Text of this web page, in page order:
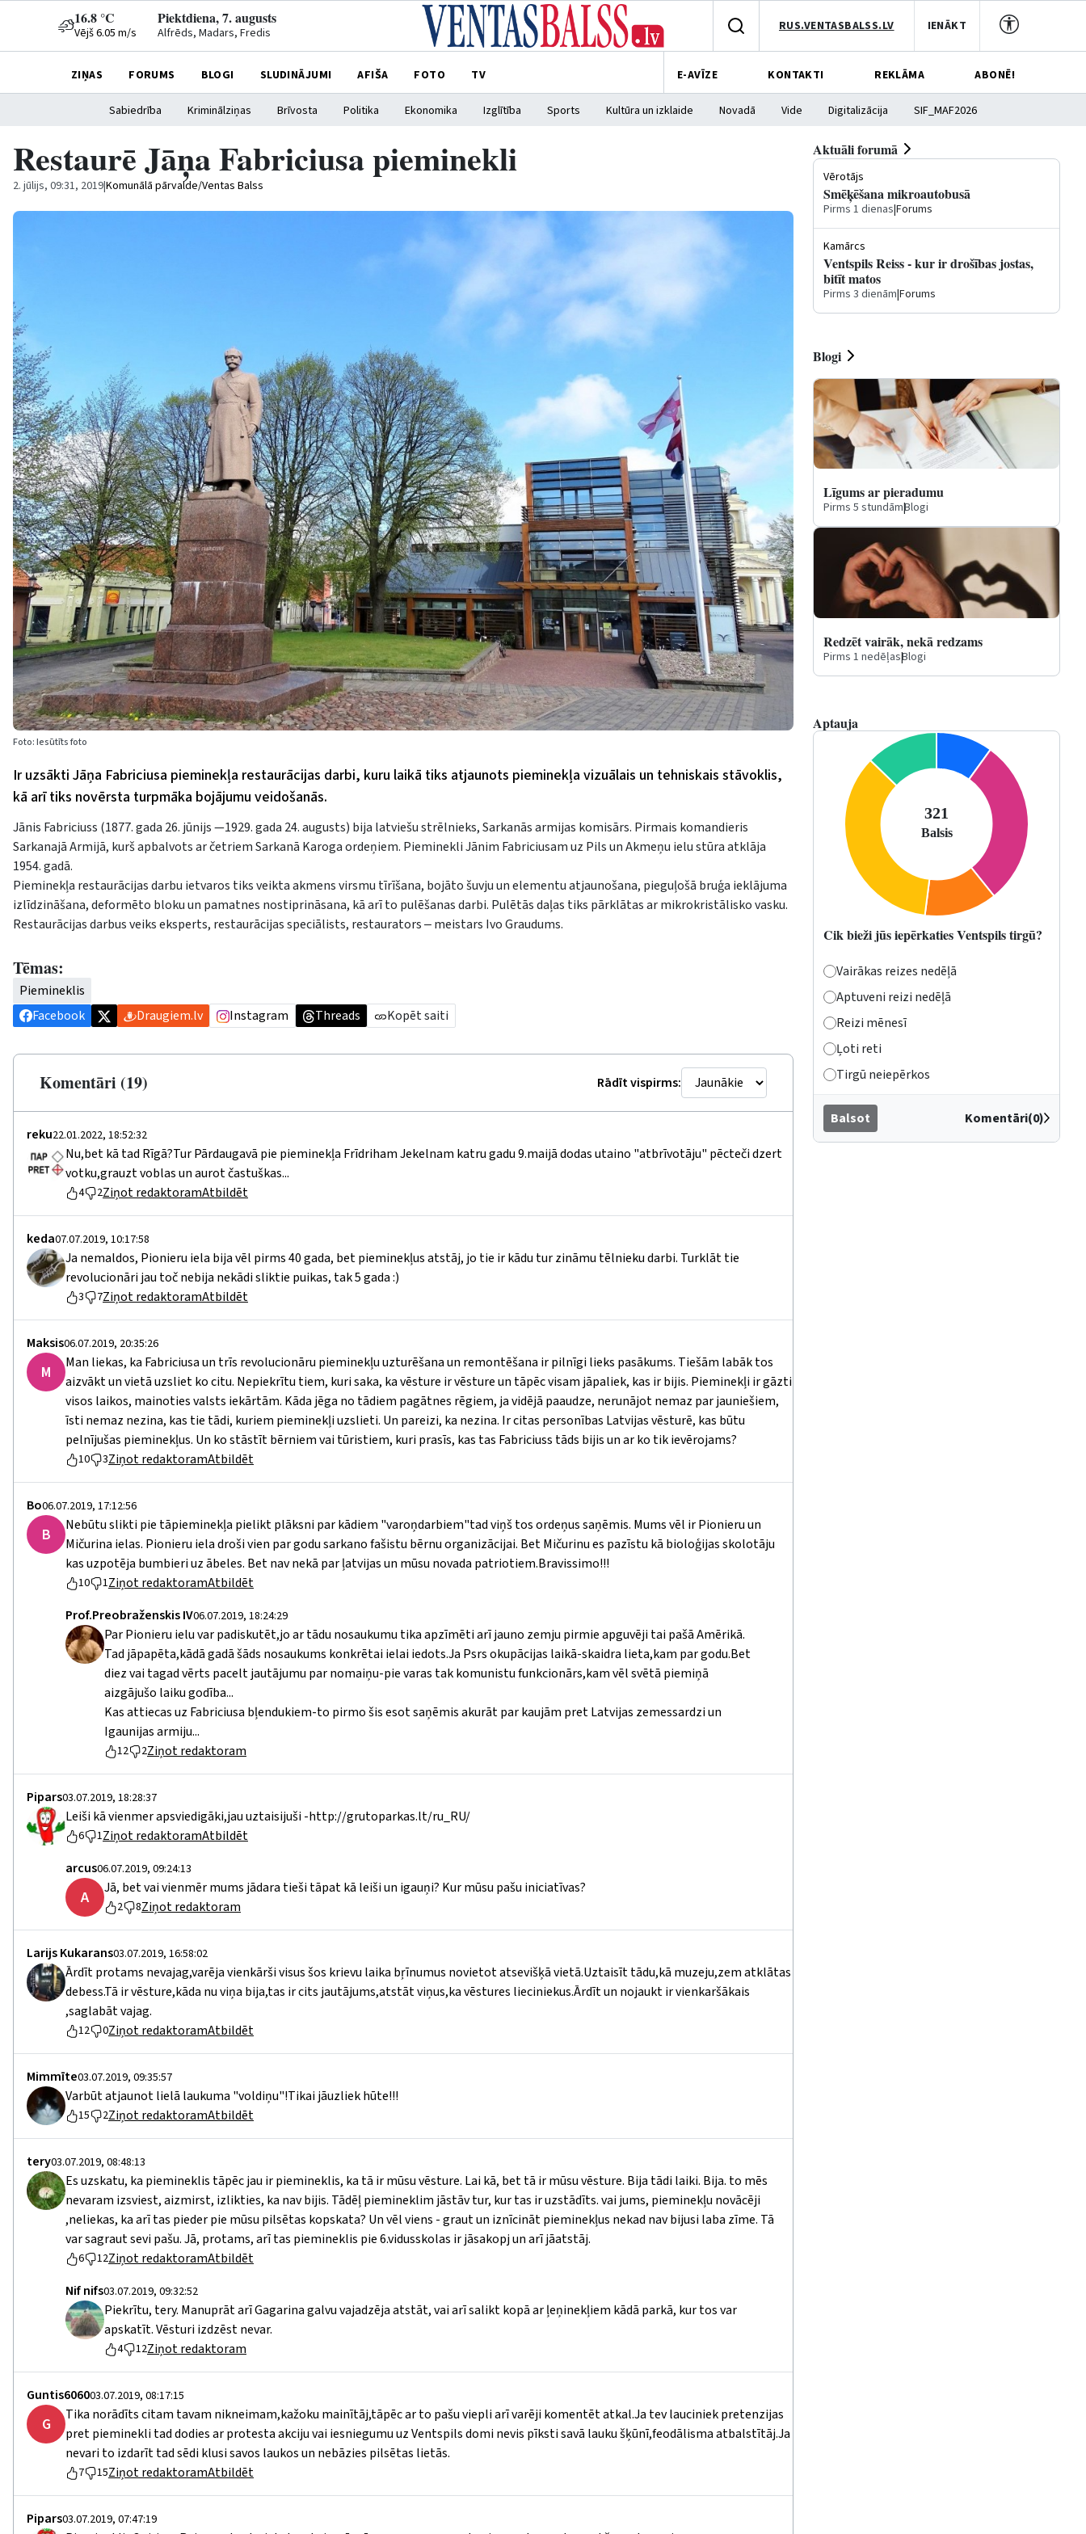
16.8 °C
Vējš 6.05 m/s
Piektdiena, 7. augusts
Alfrēds, Madars, Fredis RUS.VENTASBALSS.LV IENĀKT
ZIŅAS FORUMS BLOGI SLUDINĀJUMI AFIŠA FOTO TV E-AVĪZE KONTAKTI REKLĀMA ABONĒ!
Sabiedrība Kriminālziņas Brīvosta Politika Ekonomika Izglītība Sports Kultūra un izklaide Novadā Vide Digitalizācija SIF_MAF2026
Restaurē Jāņa Fabriciusa pieminekli
2. jūlijs, 09:31, 2019|Komunālā pārvalde/Ventas Balss
Foto: Iesūtīts foto
Ir uzsākti Jāņa Fabriciusa pieminekļa restaurācijas darbi, kuru laikā tiks atjaunots pieminekļa vizuālais un tehniskais stāvoklis,
kā arī tiks novērsta turpmāka bojājumu veidošanās.
Jānis Fabriciuss (1877. gada 26. jūnijs —1929. gada 24. augusts) bija latviešu strēlnieks, Sarkanās armijas komisārs. Pirmais komandieris
Sarkanajā Armijā, kurš apbalvots ar četriem Sarkanā Karoga ordeņiem. Pieminekli Jānim Fabriciusam uz Pils un Akmeņu ielu stūra atklāja
1954. gadā.
Pieminekļa restaurācijas darbu ietvaros tiks veikta akmens virsmu tīrīšana, bojāto šuvju un elementu atjaunošana, pieguļošā bruģa ieklājuma
izlīdzināšana, deformēto bloku un pamatnes nostiprināsana, kā arī to pulēšanas darbi. Pulētās daļas tiks pārklātas ar mikrokristālisko vasku.
Restaurācijas darbus veiks eksperts, restaurācijas speciālists, restaurators ‒ meistars Ivo Graudums.
Tēmas:
Piemineklis
Facebook
Draugiem.lv Instagram Threads Kopēt saiti
Komentāri (19) Rādīt vispirms:
reku22.01.2022, 18:52:32
Nu,bet kā tad Rīgā?Tur Pārdaugavā pie pieminekļa Frīdriham Jekelnam katru gadu 9.maijā dodas utaino "atbrīvotāju" pēcteči dzert
votku,grauzt voblas un aurot častuškas...
4 2Ziņot redaktoramAtbildēt
keda07.07.2019, 10:17:58
Ja nemaldos, Pionieru iela bija vēl pirms 40 gada, bet pieminekļus atstāj, jo tie ir kādu tur zināmu tēlnieku darbi. Turklāt tie
revolucionāri jau toč nebija nekādi sliktie puikas, tak 5 gada :)
3 7Ziņot redaktoramAtbildēt
Maksis06.07.2019, 20:35:26
M
Man liekas, ka Fabriciusa un trīs revolucionāru pieminekļu uzturēšana un remontēšana ir pilnīgi lieks pasākums. Tiešām labāk tos
aizvākt un vietā uzsliet ko citu. Nepiekrītu tiem, kuri saka, ka vēsture ir vēsture un tāpēc visam jāpaliek, kas ir bijis. Pieminekļi ir gāzti
visos laikos, mainoties valsts iekārtām. Kāda jēga no tādiem pagātnes rēgiem, ja vidējā paaudze, nerunājot nemaz par jauniešiem,
īsti nemaz nezina, kas tie tādi, kuriem pieminekļi uzslieti. Un pareizi, ka nezina. Ir citas personības Latvijas vēsturē, kas būtu
pelnījušas pieminekļus. Un ko stāstīt bērniem vai tūristiem, kuri prasīs, kas tas Fabriciuss tāds bijis un ar ko tik ievērojams?
10 3Ziņot redaktoramAtbildēt
Bo06.07.2019, 17:12:56
B
Nebūtu slikti pie tāpieminekļa pielikt plāksni par kādiem "varoņdarbiem"tad viņš tos ordeņus saņēmis. Mums vēl ir Pionieru un
Mičurina ielas. Pionieru iela droši vien par godu sarkano fašistu bērnu organizācijai. Bet Mičurinu es pazīstu kā bioloģijas skolotāju
kas uzpotēja bumbieri uz ābeles. Bet nav nekā par ļatvijas un mūsu novada patriotiem.Bravissimo!!!
10 1Ziņot redaktoramAtbildēt
Prof.Preobraženskis IV06.07.2019, 18:24:29
Par Pionieru ielu var padiskutēt,jo ar tādu nosaukumu tika apzīmēti arī jauno zemju pirmie apguvēji tai pašā Amērikā.
Tad jāpapēta,kādā gadā šāds nosaukums konkrētai ielai iedots.Ja Psrs okupācijas laikā-skaidra lieta,kam par godu.Bet
diez vai tagad vērts pacelt jautājumu par nomaiņu-pie varas tak komunistu funkcionārs,kam vēl svētā piemiņā
aizgājušo laiku godība...
Kas attiecas uz Fabriciusa bļendukiem-to pirmo šis esot saņēmis akurāt par kaujām pret Latvijas zemessardzi un
Igaunijas armiju...
12 2Ziņot redaktoram
Pipars03.07.2019, 18:28:37
Leiši kā vienmer apsviedigāki,jau uztaisijuši -http://grutoparkas.lt/ru_RU/
6 1Ziņot redaktoramAtbildēt
arcus06.07.2019, 09:24:13
A Jā, bet vai vienmēr mums jādara tieši tāpat kā leiši un igauņi? Kur mūsu pašu iniciatīvas?
2 8Ziņot redaktoram
Larijs Kukarans03.07.2019, 16:58:02
Ārdīt protams nevajag,varēja vienkārši visus šos krievu laika bŗīnumus novietot atsevišķā vietā.Uztaisīt tādu,kā muzeju,zem atklātas
debess.Tā ir vēsture,kāda nu viņa bija,tas ir cits jautājums,atstāt viņus,ka vēstures lieciniekus.Ārdīt un nojaukt ir vienkaršākais
,saglabāt vajag.
12 0Ziņot redaktoramAtbildēt
Mimmīte03.07.2019, 09:35:57
Varbūt atjaunot lielā laukuma "voldiņu"!Tikai jāuzliek hūte!!!
15 2Ziņot redaktoramAtbildēt
tery03.07.2019, 08:48:13
Es uzskatu, ka piemineklis tāpēc jau ir piemineklis, ka tā ir mūsu vēsture. Lai kā, bet tā ir mūsu vēsture. Bija tādi laiki. Bija. to mēs
nevaram izsviest, aizmirst, izlikties, ka nav bijis. Tādēļ piemineklim jāstāv tur, kur tas ir uzstādīts. vai jums, pieminekļu novācēji
,neliekas, ka arī tas pieder pie mūsu pilsētas kopskata? Un vēl viens - graut un iznīcināt pieminekļus nekad nav bijusi laba zīme. Tā
var sagraut sevi pašu. Jā, protams, arī tas piemineklis pie 6.vidusskolas ir jāsakopj un arī jāatstāj.
6 12Ziņot redaktoramAtbildēt
Nif nifs03.07.2019, 09:32:52
Piekrītu, tery. Manuprāt arī Gagarina galvu vajadzēja atstāt, vai arī salikt kopā ar ļeņinekļiem kādā parkā, kur tos var
apskatīt. Vēsturi izdzēst nevar.
4 12Ziņot redaktoram
Guntis606003.07.2019, 08:17:15
G
Tika norādīts citam tavam nikneimam,kažoku mainītāj,tāpēc ar to pašu viepli arī varēji komentēt atkal.Ja tev lauciniek pretenzijas
pret pieminekli tad dodies ar protesta akciju vai iesniegumu uz Ventspils domi nevis pīksti savā lauku šķūnī,feodālisma atbalstītāj.Ja
nevari to izdarīt tad sēdi klusi savos laukos un nebāzies pilsētas lietās.
7 15Ziņot redaktoramAtbildēt
Pipars03.07.2019, 07:47:19
Aktuāli forumā
Vērotājs
Smēķēšana mikroautobusā
Pirms 1 dienas|Forums
Kamārcs
Ventspils Reiss - kur ir drošības jostas,
bitīt matos
Pirms 3 dienām|Forums
Blogi
Līgums ar pieradumu
Pirms 5 stundām|Blogi
Redzēt vairāk, nekā redzams
Pirms 1 nedēļas|Blogi
Aptauja
Cik bieži jūs iepērkaties Ventspils tirgū?
Vairākas reizes nedēļā
Aptuveni reizi nedēļā
Reizi mēnesī
Ļoti reti
Tirgū neiepērkos
Balsot Komentāri(0)